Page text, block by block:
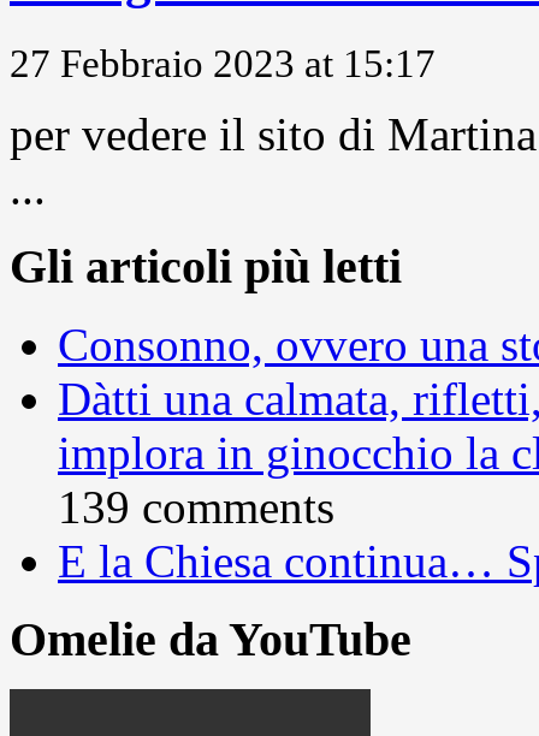
27 Febbraio 2023 at 15:17
per vedere il sito di
...
Gli articoli più letti
Consonno, ovvero una
Dàtti una calmata,
implora in ginocchio la
139 comments
E la Chiesa continua…
Omelie da YouTube